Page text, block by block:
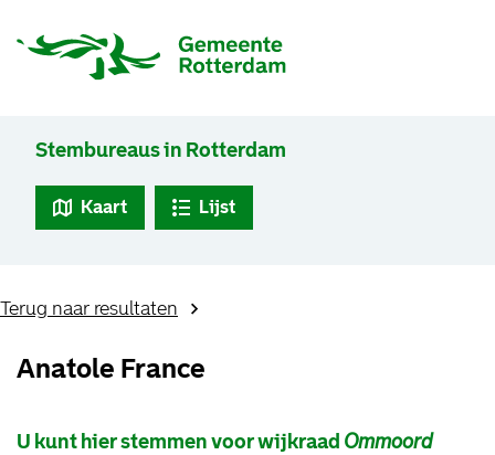
Stembureaus in Rotterdam
Kaart Lijst
Terug naar resultaten
Anatole France
U kunt hier stemmen voor wijkraad Ommoord